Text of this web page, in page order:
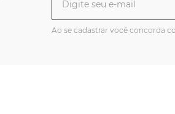
Ao se cadastrar você concorda